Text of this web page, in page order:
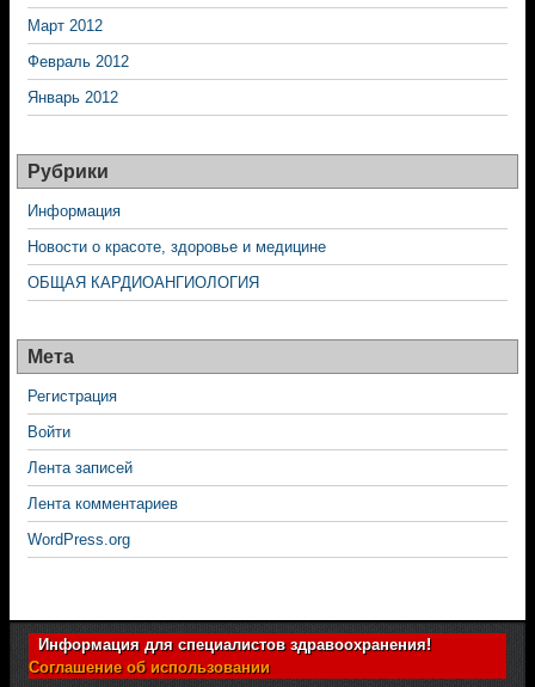
Март 2012
Февраль 2012
Январь 2012
Рубрики
Информация
Новости о красоте, здоровье и медицине
ОБЩАЯ КАРДИОАНГИОЛОГИЯ
Мета
Регистрация
Войти
Лента записей
Лента комментариев
WordPress.org
Информация для специалистов здравоохранения!
Соглашение об использовании